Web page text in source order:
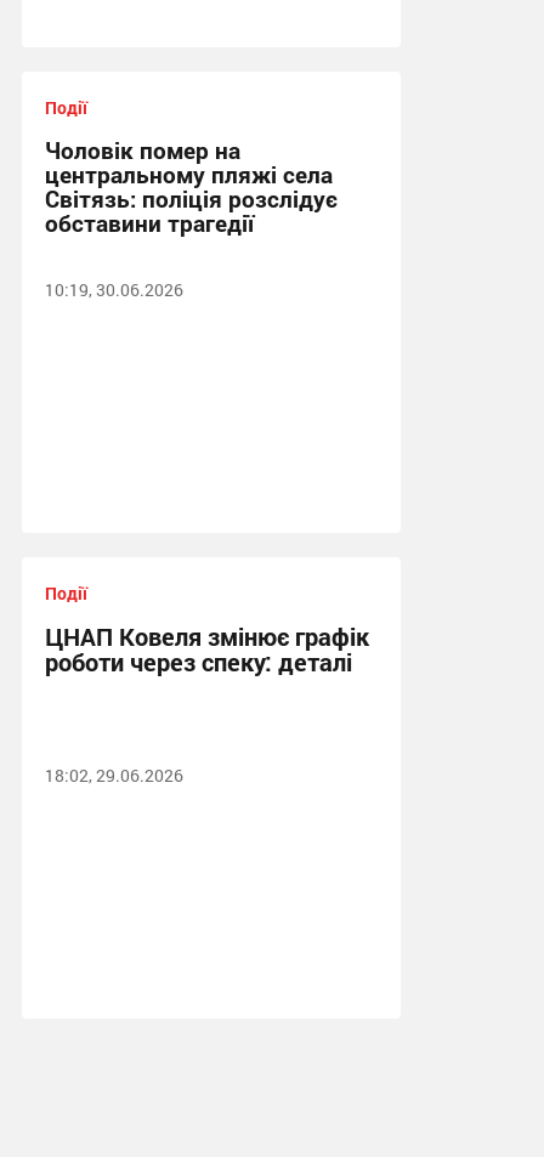
Події
Чоловік помер на
центральному пляжі села
Світязь: поліція розслідує
обставини трагедії
10:19, 30.06.2026
Події
ЦНАП Ковеля змінює графік
роботи через спеку: деталі
18:02, 29.06.2026